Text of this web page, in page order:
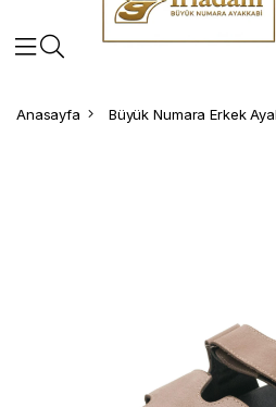
Anasayfa Büyük Numara Erkek